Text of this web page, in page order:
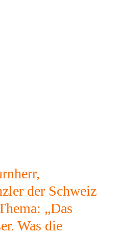
der Schweiz
„Das
Was die